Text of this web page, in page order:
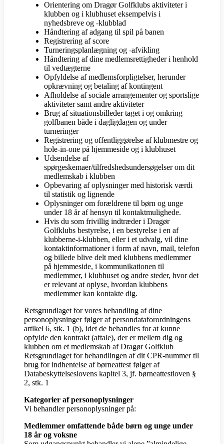
Orientering om Dragør Golfklubs aktiviteter i
klubben og i klubhuset eksempelvis i
nyhedsbreve og -klubblad
Håndtering af adgang til spil på banen
Registrering af score
Turneringsplanlægning og -afvikling
Håndtering af dine medlemsrettigheder i henhold
til vedtægterne
Opfyldelse af medlemsforpligtelser, herunder
opkrævning og betaling af kontingent
Afholdelse af sociale arrangementer og sportslige
aktiviteter samt andre aktiviteter
Brug af situationsbilleder taget i og omkring
golfbanen både i dagligdagen og under
turneringer
Registrering og offentliggørelse af klubmestre og
hole-in-one på hjemmeside og i klubhuset
Udsendelse af
spørgeskemaer/tilfredshedsundersøgelser om dit
medlemskab i klubben
Opbevaring af oplysninger med historisk værdi
til statistik og lignende
Oplysninger om forældrene til børn og unge
under 18 år af hensyn til kontaktmulighede.
Hvis du som frivillig indtræder i Dragør
Golfklubs bestyrelse, i en bestyrelse i en af
klubberne-i-klubben, eller i et udvalg, vil dine
kontaktinformationer i form af navn, mail, telefon
og billede blive delt med klubbens medlemmer
på hjemmeside, i kommunikationen til
medlemmer, i klubhuset og andre steder, hvor det
er relevant at oplyse, hvordan klubbens
medlemmer kan kontakte dig.
Retsgrundlaget for vores behandling af dine
personoplysninger følger af persondataforordningens
artikel 6, stk. 1 (b), idet de behandles for at kunne
opfylde den kontrakt (aftale), der er mellem dig og
klubben om et medlemskab af Dragør Golfklub
Retsgrundlaget for behandlingen af dit CPR-nummer til
brug for indhentelse af børneattest følger af
Databeskyttelseslovens kapitel 3, jf. børneattestloven §
2, stk. 1
Kategorier af personoplysninger
Vi behandler personoplysninger på:
Medlemmer omfattende både børn og unge under
18 år og voksne